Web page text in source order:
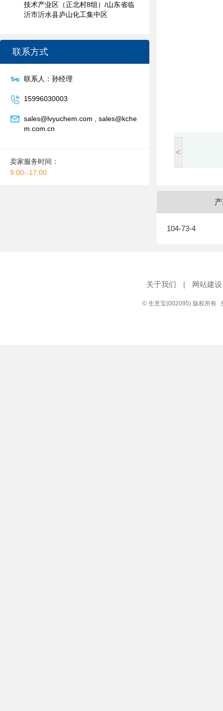
技术产业区（正北村8组）/山东省临
沂市沂水县庐山化工集中区
联系方式
联系人：孙经理
15996030003
sales@lvyuchem.com , sales@kche
m.com.cn
卖家服务时间：
9:00--17:00
<
104-73-4
关于我们 | 网站建设
© 生意宝(002095) 版权所有